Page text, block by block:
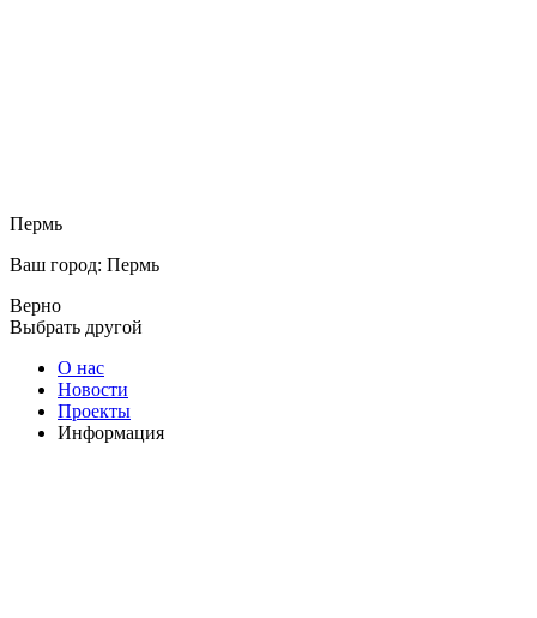
Пермь
Ваш город: Пермь
Верно
Выбрать другой
О нас
Новости
Проекты
Информация